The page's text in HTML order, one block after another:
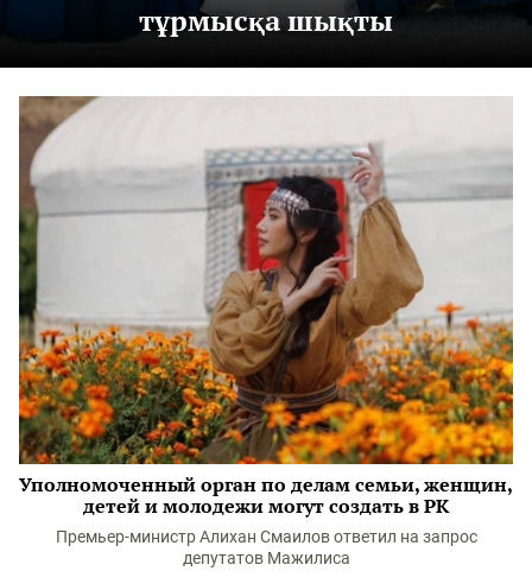
тұрмысқа шықты
Уполномоченный орган по делам семьи, женщин,
детей и молодежи могут создать в РК
Премьер-министр Алихан Смаилов ответил на запрос
депутатов Мажилиса